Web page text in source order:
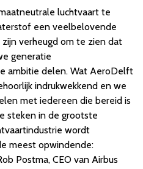
luchtvaart te
een veelbelovende
verheugd om te zien dat
generatie
ambitie delen. Wat AeroDelft
indrukwekkend en we
met iedereen die bereid is
steken in de grootste
wordt
meest opwindende:
Postma, CEO van Airbus